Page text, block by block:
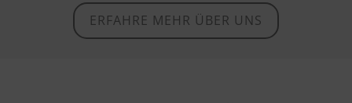
ERFAHRE MEHR ÜBER UNS